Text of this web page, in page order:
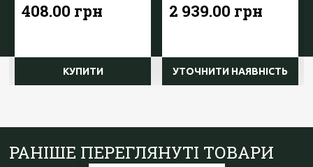
408.00 грн
КУПИТИ
2 939.00 грн
УТОЧНИТИ НАЯВНІСТЬ
РАНІШЕ ПЕРЕГЛЯНУТІ ТОВАРИ